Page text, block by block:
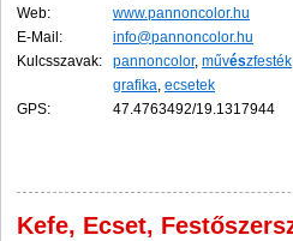
Web:
www.pannoncolor.hu
E-Mail:
info@pannoncolor.hu
Kulcsszavak:
pannoncolor, művészfesték
grafika, ecsetek
GPS:
47.4763492/19.1317944
Kefe, Ecset,